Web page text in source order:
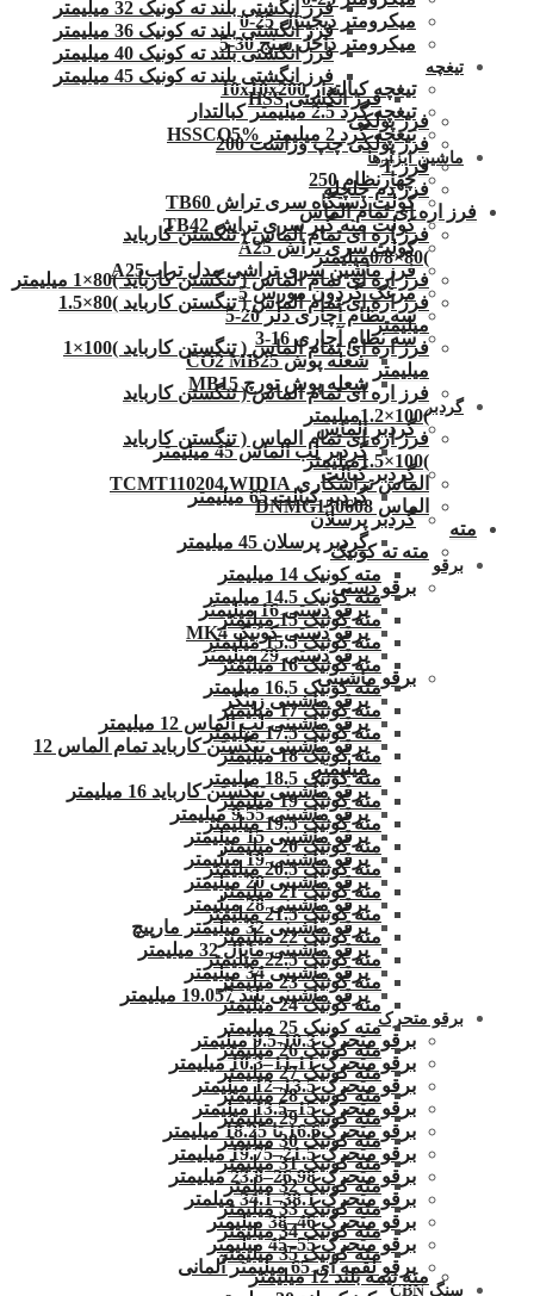
میکرومتر دیجیتال 25-0
میکرومتر داخل سنج 30-5
تیغچه
تیغچه کبالتدار 10x10x200
تیغچه گرد 2.5 میلیمتر کبالتدار
تیغچه گرد 2 میلیمتر HSSCO5%
ماشین ابزارها
چهارنظام 250
کولت دستگاه سری تراش TB60
کولت مته گیر سری تراش TB42
کولت سری تراش A25
فرز ماشین سری تراشی مدل ترابA25
مرغک گردون مورس 5
سه نظام آچاری دلر 20-5
سه نظام آچاری 16-3
شعله پوش CO2 MB25
شعله پوش تورچ MB15
گردبر
گردبر الماس
گردبر لب الماس 45 میلیمتر
گردبر کبالت
گردبر کبالت 65 میلیمتر
گردبر پرسلان
گردبر پرسلان 45 میلیمتر
برقو
برقو دستی
برقو دستی 16 میلیمتر
برقو دستی کونیک MK4
برقو دستی 29 میلیمتر
برقو ماشینی
برقو ماشینی زینگر
برقو ماشینی لب الماس 12 میلیمتر
برقو ماشینی تنگستن کارباید تمام الماس 12
میلیمتر
برقو ماشینی تنگستن کارباید 16 میلیمتر
برقو ماشینی 9.55 میلیمتر
برقو ماشینی 15 میلیمتر
برقو ماشینی 19 میلیمتر
برقو ماشینی 20 میلیمتر
برقو ماشینی 28 میلیمتر
برقو ماشینی 32 میلیمتر مارپیچ
برقو ماشینی ماپال 32 میلیمتر
برقو ماشینی 34 میلیمتر
برقو ماشینی بلند 19.057 میلیمتر
برقو متحرک
برقو متحرک 10.3-9.5 میلیمتر
برقو متحرک 11.11–10.3 میلیمتر
برقو متحرک 13.5–12 میلیمتر
برقو متحرک 15–13.5 میلیمتر
برقو متحرک16.6 تا 18.25 میلیمتر
برقو متحرک 21.5–19.75 میلیمتر
برقو متحرک 26.98–23.8 میلیمتر
برقو متحرک 38.1–34.1 میلمتر
برقو متحرک 46–38 میلیمتر
برقو متحرک 55–45 میلیمتر
برقو لقمه ای 65 میلیمتر آلمانی
سنگ CBN
فرز انگشتی بلند ته کونیک 32 میلیمتر
فرز انگشتی بلند ته کونیک 36 میلیمتر
فرز انگشتی بلند ته کونیک 40 میلیمتر
فرز انگشتی بلند ته کونیک 45 میلیمتر
فرز انگشتی HSS
فرز پولکی
فرز پولکی چپ وراست 200
فرز T
فرز دم چلچله
فرز اره ای تمام الماس
فرز اره ای تمام الماس ( تنگستن کارباید
)80×0/8میلیمتر
فرز اره ای تمام الماس ( تنگستن کارباید )80×1 میلیمتر
فرز اره ای تمام الماس ( تنگستن کارباید )80×1.5
میلیمتر
فرز اره ای تمام الماس ( تنگستن کارباید )100×1
میلیمتر
فرز اره ای تمام الماس ( تنگستن کارباید
)100×1.2میلیمتر
فرز اره ای تمام الماس ( تنگستن کارباید
)100×1.5میلیمتر
الماس تراشکاری TCMT110204.WIDIA
الماس DNMG150608
مته
مته ته کونیک
مته کونیک 14 میلیمتر
مته کونیک 14.5 میلیمتر
مته کونیک 15 میلیمتر
مته کونیک 15.5 میلیمتر
مته کونیک 16 میلیمتر
مته کونیک 16.5 میلیمتر
مته کونیک 17 میلیمتر
مته کونیک 17.5 میلیمتر
مته کونیک 18 میلیمتر
مته کونیک 18.5 میلیمتر
مته کونیک 19 میلیمتر
مته کونیک 19.5 میلیمتر
مته کونیک 20 میلیمتر
مته کونیک 20.5 میلیمتر
مته کونیک 21 میلیمتر
مته کونیک 21.5 میلیمتر
مته کونیک 22 میلیمتر
مته کونیک 22.5 میلیمتر
مته کونیک 23 میلیمتر
مته کونیک 24 میلیمتر
مته کونیک 25 میلیمتر
مته کونیک 26 میلیمتر
مته کونیک 27 میلیمتر
مته کونیک 28 میلیمتر
مته کونیک 29 میلیمتر
مته کونیک 30 میلیمتر
مته کونیک 31 میلیمتر
مته کونیک 32 میلمتر
مته کونیک 33 میلیمتر
مته کونیک 34 میلیمتر
مته کونیک 35 میلیمتر
مته نیمه بلند 12 میلیمتر